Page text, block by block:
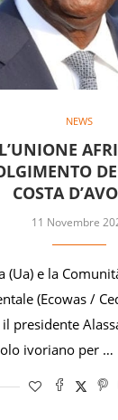
NEWS
COSTA
11 Novembre
(Ua) e la
(Ecowas /
presidente
ivoriano per …